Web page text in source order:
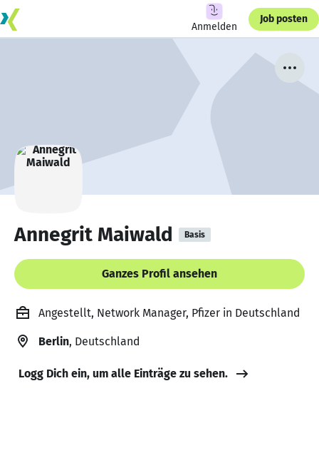
Anmelden
Job posten
Annegrit Maiwald Basis
Ganzes Profil ansehen
Angestellt, Network Manager, Pfizer in Deutschland
Berlin, Deutschland
Logg Dich ein, um alle Einträge zu sehen.